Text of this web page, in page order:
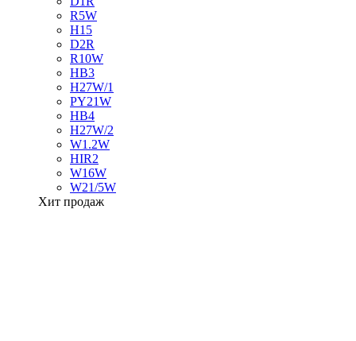
R5W
H15
D2R
R10W
HB3
H27W/1
PY21W
HB4
H27W/2
W1.2W
HIR2
W16W
W21/5W
Хит продаж